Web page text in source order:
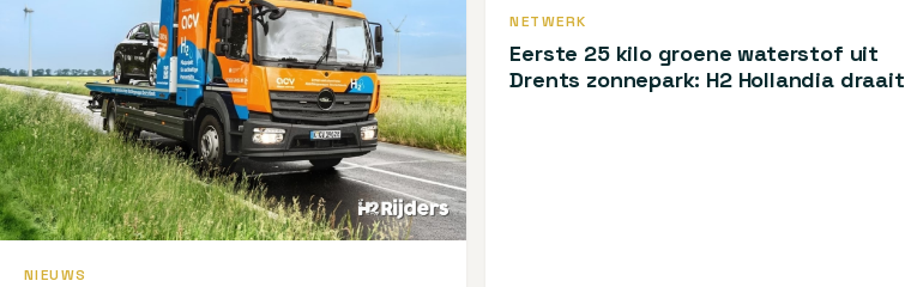
NIEUWS
NETWERK
Eerste 25 kilo groene waterstof uit
Drents zonnepark: H2 Hollandia draait